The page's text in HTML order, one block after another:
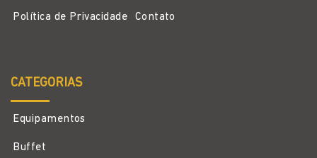
Política de Privacidade Contato
CATEGORIAS
Equipamentos
Buffet